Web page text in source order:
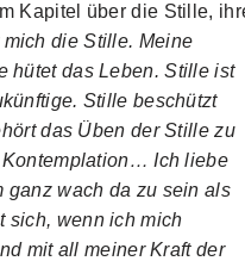
Kapitel über die Stille,
die Stille. Meine
hütet das Leben. Stille ist
Stille beschützt
das Üben der Stille zu
Kontemplation… Ich liebe
ganz wach da zu sein als
sich, wenn ich mich
mit all meiner Kraft der